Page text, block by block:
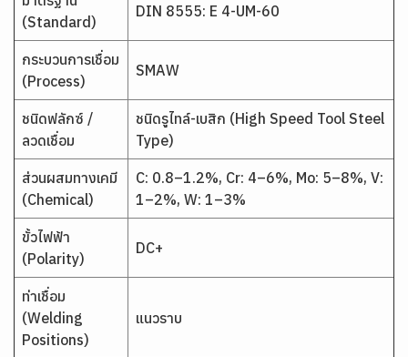
(Standard)
DIN 8555: E 4-UM-60
กระบวนการเชื่อม
(Process)
SMAW
ชนิดฟลักซ์ /
ลวดเชื่อม
ชนิดรูไทล์-เบสิก (High Speed Tool Steel
Type)
ส่วนผสมทางเคมี
(Chemical)
C: 0.8–1.2%, Cr: 4–6%, Mo: 5–8%, V:
1–2%, W: 1–3%
ขั้วไฟฟ้า
(Polarity)
DC+
ท่าเชื่อม
(Welding
Positions)
แนวราบ